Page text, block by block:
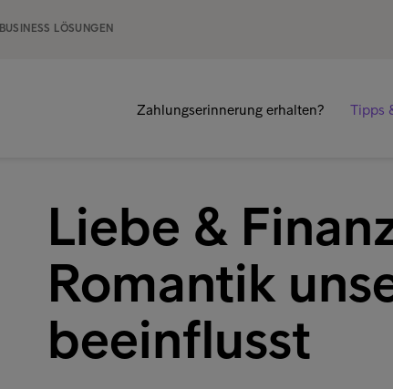
BUSINESS LÖSUNGEN
Zahlungserinnerung erhalten? Tipps
Liebe &
Romantik
beeinflusst